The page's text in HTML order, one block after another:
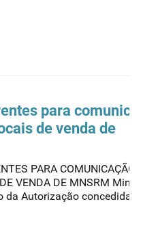
para
de venda de
PARA COMUNICAÇÃO
VENDA DE MNSRM
da Autorização concedida: